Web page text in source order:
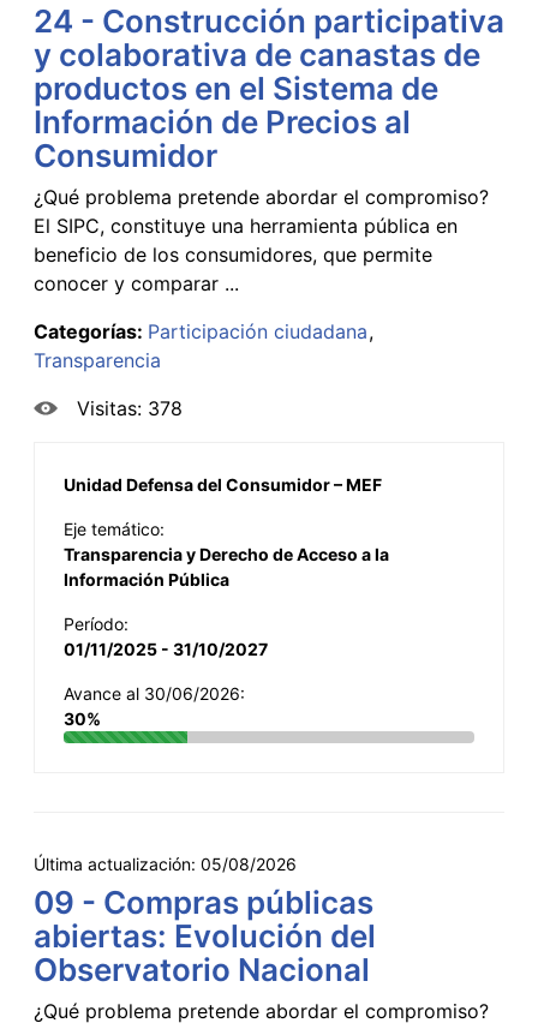
24 - Construcción participativa
y colaborativa de canastas de
productos en el Sistema de
Información de Precios al
Consumidor
¿Qué problema pretende abordar el compromiso?
El SIPC, constituye una herramienta pública en
beneficio de los consumidores, que permite
conocer y comparar ...
Categorías: Participación ciudadana
Transparencia
Visitas: 378
Unidad Defensa del Consumidor – MEF
Eje temático:
Transparencia y Derecho de Acceso a la
Información Pública
Período:
01/11/2025 - 31/10/2027
Avance al 30/06/2026:
30%
Última actualización: 05/08/2026
09 - Compras públicas
abiertas: Evolución del
Observatorio Nacional
¿Qué problema pretende abordar el compromiso?